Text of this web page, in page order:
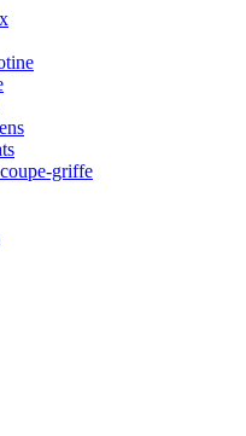
griffe